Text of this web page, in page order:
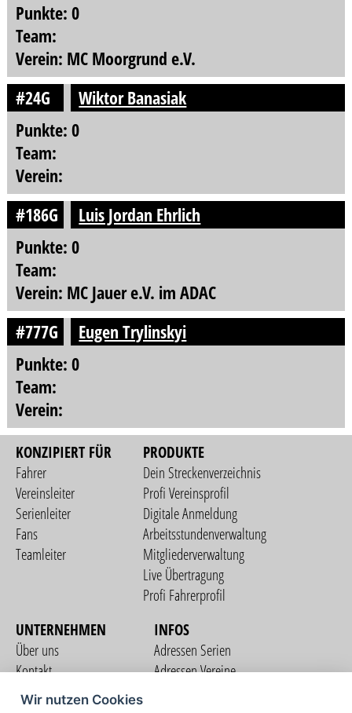
Punkte: 0
Team:
Verein: MC Moorgrund e.V.
#24G
Wiktor Banasiak
Punkte: 0
Team:
Verein:
#186G
Luis Jordan Ehrlich
Punkte: 0
Team:
Verein: MC Jauer e.V. im ADAC
#777G
Eugen Trylinskyi
Punkte: 0
Team:
Verein:
KONZIPIERT FÜR
Fahrer
Vereinsleiter
Serienleiter
Fans
Teamleiter
PRODUKTE
Dein Streckenverzeichnis
Profi Vereinsprofil
Digitale Anmeldung
Arbeitsstundenverwaltung
Mitgliederverwaltung
Live Übertragung
Profi Fahrerprofil
UNTERNEHMEN
Über uns
Kontakt
Nutzungsbedingungen
INFOS
Adressen Serien
Adressen Vereine
Wir nutzen Cookies